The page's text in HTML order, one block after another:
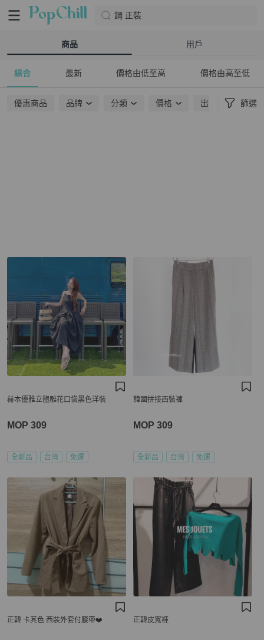
鋼 正裝
商品 用戶
綜合 最新 價格由低至高 價格由高至低
優惠商品 品牌 分類 價格 出貨地點 篩選
赫本優雅立體雕花口袋黑色洋裝
MOP 309
全新品 台灣 免運
韓國拼接西裝褲
MOP 309
全新品 台灣 免運
正韓 卡其色 西裝外套付腰帶❤️ 正韓皮寬褲